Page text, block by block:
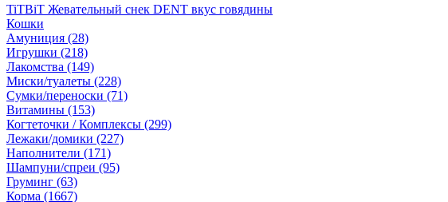
TiTBiT Жевательный снек DENT вкус говядины
Кошки
Амуниция (28)
Игрушки (218)
Лакомства (149)
Миски/туалеты (228)
Сумки/переноски (71)
Витамины (153)
Когтеточки / Комплексы (299)
Лежаки/домики (227)
Наполнители (171)
Шампуни/спреи (95)
Груминг (63)
Корма (1667)